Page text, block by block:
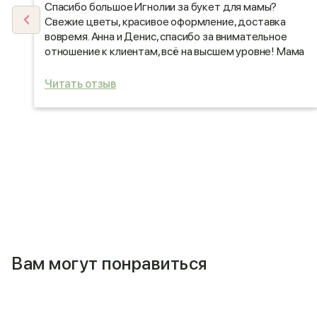
Спасибо большое Игнолии за букет для мамы?
Свежие цветы, красивое оформление, доставка
вовремя. Анна и Денис, спасибо за внимательное
отношение к клиентам, всё на высшем уровне! Мама
вас. ???
Читать отзыв
Вам могут понравиться